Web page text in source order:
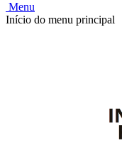
Menu
Início do menu principal